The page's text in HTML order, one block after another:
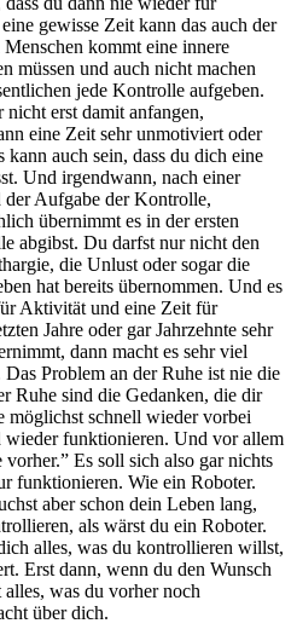
gewisse Zeit kann das auch der
kommt eine innere
müssen und auch nicht machen
jede Kontrolle aufgeben.
nicht erst damit anfangen,
eine Zeit sehr unmotiviert oder
auch sein, dass du dich eine
Und irgendwann, nach einer
der Aufgabe der Kontrolle,
übernimmt es in der ersten
abgibst. Du darfst nur nicht den
die Unlust oder sogar die
hat bereits übernommen. Und es
Aktivität und eine Zeit für
Jahre oder gar Jahrzehnte sehr
dann macht es sehr viel
Problem an der Ruhe ist nie die
Ruhe sind die Gedanken, die dir
möglichst schnell wieder vorbei
wieder funktionieren. Und vor allem
Es soll sich also gar nichts
funktionieren. Wie ein Roboter.
aber schon dein Leben lang,
als wärst du ein Roboter.
alles, was du kontrollieren willst,
Erst dann, wenn du den Wunsch
was du vorher noch
über dich.